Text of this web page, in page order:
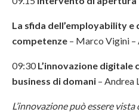
La sfida dell’employability
competenze – Marco Vigini
09:30L’innovazione
business di domani – Andrea
L’innovazione può essere